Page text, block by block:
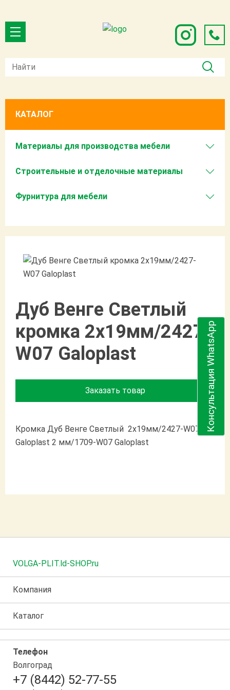
Консультация WhatsApp
КАТАЛОГ
Материалы для производства мебели
Строительные и отделочные материалы
Фурнитура для мебели
Дуб Венге Светлый
кромка 2х19мм/2427-
W07 Galoplast
Заказать товар
Кромка Дуб Венге Светлый 2х19мм/2427-W07
Galoplast 2 мм/1709-W07 Galoplast
VOLGA-PLIT.ld-SHOP.ru
Компания
Каталог
Телефон
Волгоград
+7 (8442) 52-77-55